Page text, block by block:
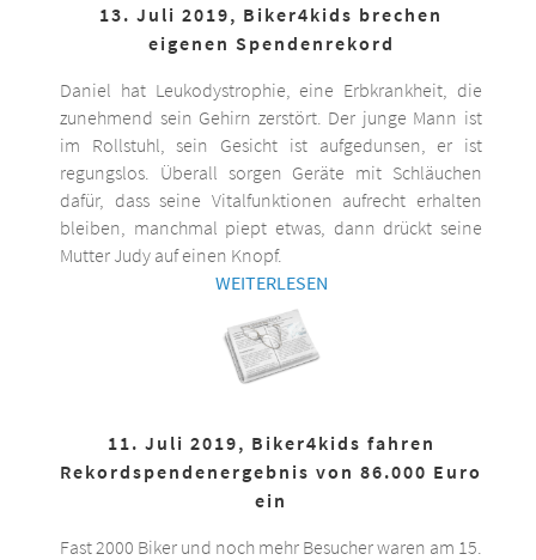
13. Juli 2019, Biker4kids brechen
eigenen Spendenrekord
Daniel hat Leukodystrophie, eine Erbkrankheit, die
zunehmend sein Gehirn zerstört. Der junge Mann ist
im Rollstuhl, sein Gesicht ist aufgedunsen, er ist
regungslos. Überall sorgen Geräte mit Schläuchen
dafür, dass seine Vitalfunktionen aufrecht erhalten
bleiben, manchmal piept etwas, dann drückt seine
Mutter Judy auf einen Knopf.
WEITERLESEN
11. Juli 2019, Biker4kids fahren
Rekordspendenergebnis von 86.000 Euro
ein
Fast 2000 Biker und noch mehr Besucher waren am 15.